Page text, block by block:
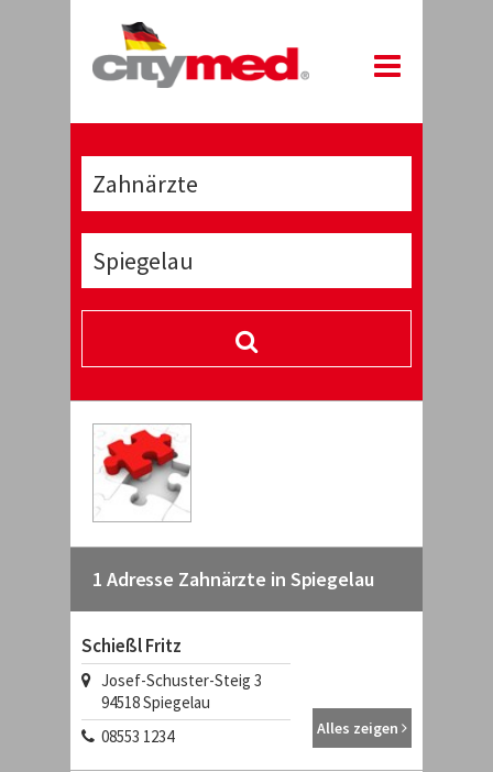
1 Adresse Zahnärzte in Spiegelau
Schießl Fritz
Josef-Schuster-Steig 3
94518 Spiegelau
08553 1234
Alles zeigen